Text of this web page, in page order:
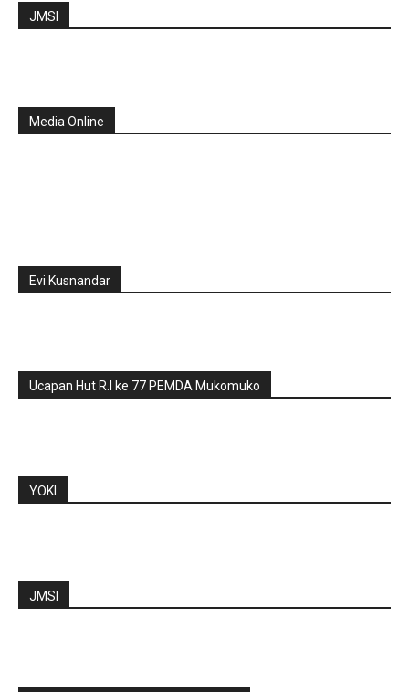
JMSI
Media Online
Evi Kusnandar
Ucapan Hut R.I ke 77 PEMDA Mukomuko
YOKI
JMSI